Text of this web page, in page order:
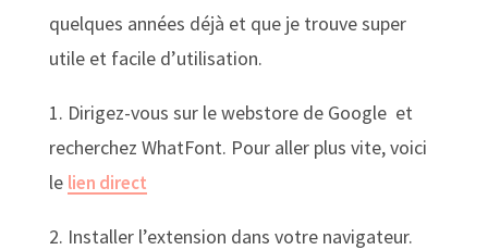
quelques années déjà et que je trouve super
utile et facile d’utilisation.
1. Dirigez-vous sur le webstore de Google et
recherchez WhatFont. Pour aller plus vite, voici
le lien direct
2. Installer l’extension dans votre navigateur.